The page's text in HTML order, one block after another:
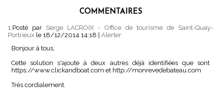
COMMENTAIRES
1.Posté par Serge LACROIX - Office de tourisme de Saint-Quay-
Portrieux le 18/12/2014 14:18
Alerter
Bonjour à tous,
Cette solution s'ajoute à deux autres déjà identifiées que sont
https://www.clickandboat.com et http://monrevedebateau.com
Très cordialement.